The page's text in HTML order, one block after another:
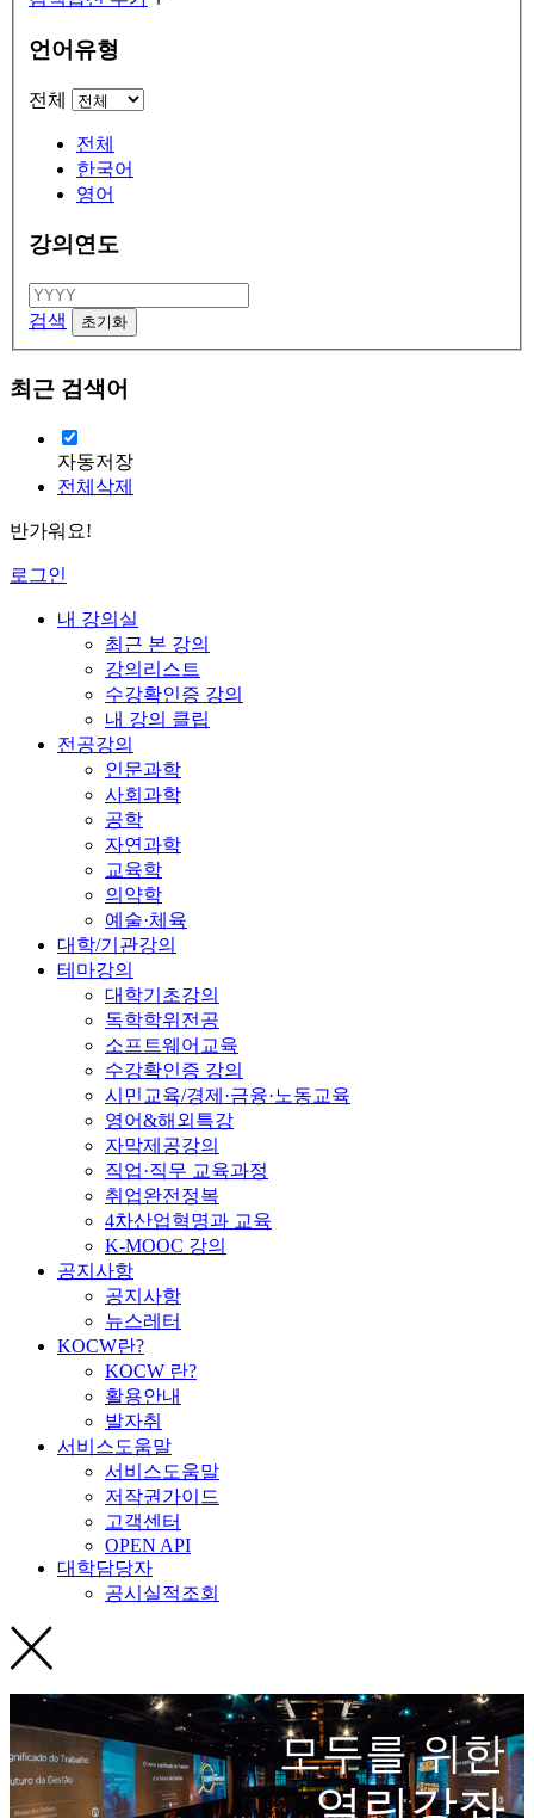
언어유형
전체
전체
한국어
영어
강의연도
검색
최근 검색어
자동저장
전체삭제
반가워요!
로그인
내 강의실
최근 본 강의
강의리스트
수강확인증 강의
내 강의 클립
전공강의
인문과학
사회과학
공학
자연과학
교육학
의약학
예술·체육
대학/기관강의
테마강의
대학기초강의
독학학위전공
소프트웨어교육
수강확인증 강의
시민교육/경제·금융·노동교육
영어&해외특강
자막제공강의
직업·직무 교육과정
취업완전정복
4차산업혁명과 교육
K-MOOC 강의
공지사항
공지사항
뉴스레터
KOCW란?
KOCW 란?
활용안내
발자취
서비스도움말
서비스도움말
저작권가이드
고객센터
OPEN API
대학담당자
공시실적조회
모두를 위한